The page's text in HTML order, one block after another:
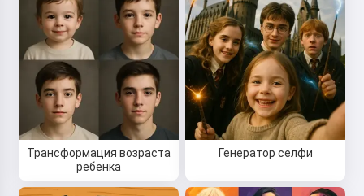
Трансформация возраста
ребенка
Генератор селфи